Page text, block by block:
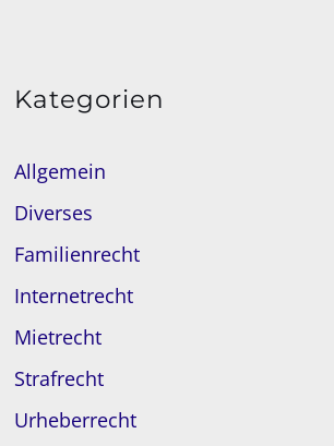
Kategorien
Allgemein
Diverses
Familienrecht
Internetrecht
Mietrecht
Strafrecht
Urheberrecht